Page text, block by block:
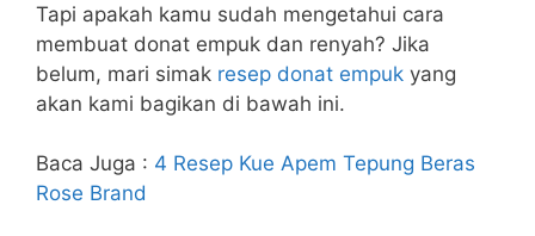
Tapi apakah kamu sudah mengetahui cara
membuat donat empuk dan renyah? Jika
belum, mari simak resep donat empuk yang
akan kami bagikan di bawah ini.
Baca Juga : 4 Resep Kue Apem Tepung Beras
Rose Brand